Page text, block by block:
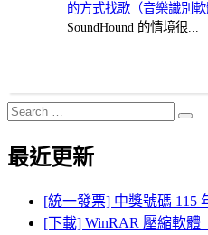
的方式找歌（音樂識別軟
SoundHound 的情境很...
Search
for:
最近更新
[統一發票] 中獎號碼 115
[下載] WinRAR 壓縮軟體